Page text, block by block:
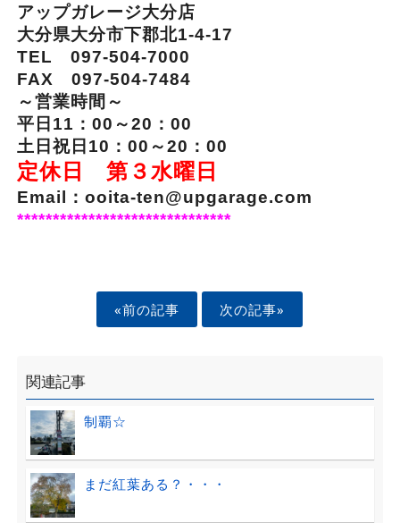
アップガレージ大分店
大分県大分市下郡北1-4-17
TEL 097-504-7000
FAX 097-504-7484
～営業時間～
平日11：00～20：00
土日祝日10：00～20：00
定休日 第３水曜日
Email：ooita-ten@upgarage.com
******************************
«前の記事 次の記事»
関連記事
制覇☆
まだ紅葉ある？・・・